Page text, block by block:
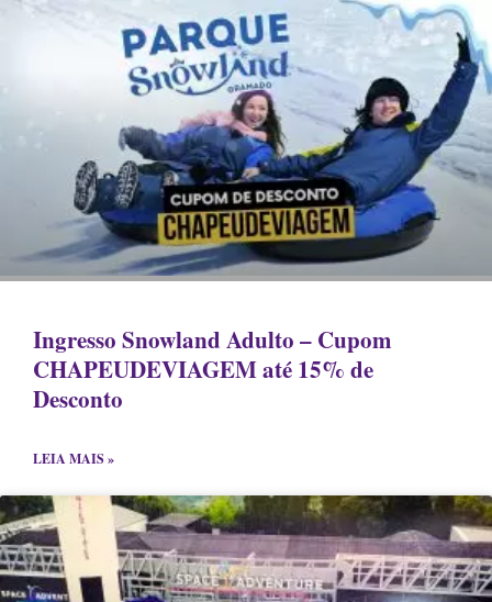
Ingresso Snowland Adulto – Cupom
CHAPEUDEVIAGEM até 15% de
Desconto
LEIA MAIS »